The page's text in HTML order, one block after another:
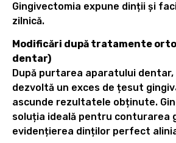
Gingivectomia expune dinții și
zilnică.
Modificări după tratamente
dentar)
După purtarea aparatului
dezvoltă un exces de țesut
ascunde rezultatele obținute.
soluția ideală pentru conturarea
evidențierea dinților perfect